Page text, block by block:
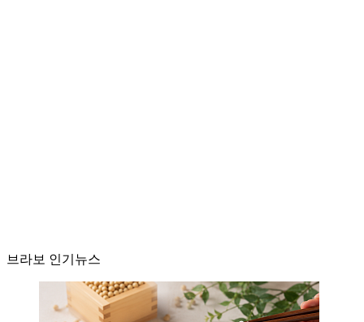
브라보 인기뉴스